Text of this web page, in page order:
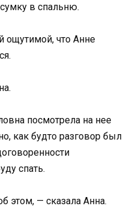
в спальню.
ощутимой, что Анне
посмотрела на нее
как будто разговор был
спать.
этом, — сказала Анна.